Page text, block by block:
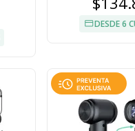
DESDE 6